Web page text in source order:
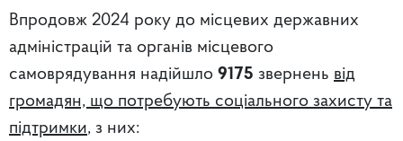
Впродовж 2024 року до місцевих державних
адміністрацій та органів місцевого
самоврядування надійшло 9175 звернень від
громадян, що потребують соціального захисту та
підтримки, з них: